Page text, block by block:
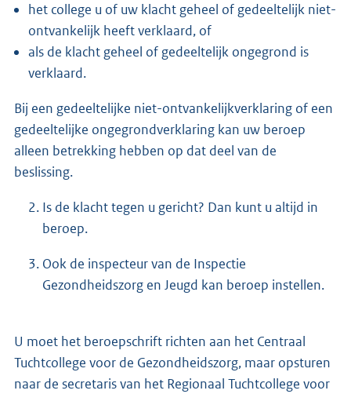
het college u of uw klacht geheel of gedeeltelijk niet-
ontvankelijk heeft verklaard, of
als de klacht geheel of gedeeltelijk ongegrond is
verklaard.
Bij een gedeeltelijke niet-ontvankelijkverklaring of een
gedeeltelijke ongegrondverklaring kan uw beroep
alleen betrekking hebben op dat deel van de
beslissing.
Is de klacht tegen u gericht? Dan kunt u altijd in
beroep.
Ook de inspecteur van de Inspectie
Gezondheidszorg en Jeugd kan beroep instellen.
U moet het beroepschrift richten aan het Centraal
Tuchtcollege voor de Gezondheidszorg, maar opsturen
naar de secretaris van het Regionaal Tuchtcollege voor